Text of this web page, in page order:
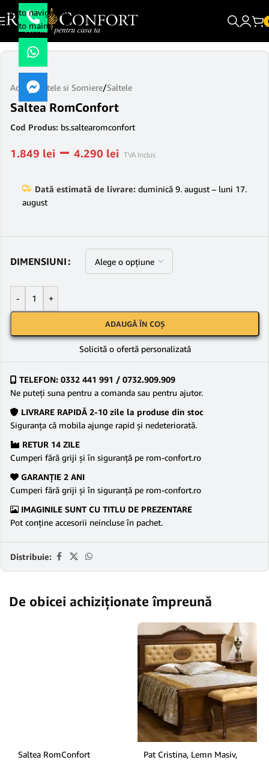
Skip to navigation
Skip to main content
Acasă/Saltele si Somiere/Saltele
Saltea RomConfort
Cod Produs: bs.saltearomconfort
1.849 lei – 4.290 lei TVA Inclus
Dată estimată de livrare: duminică 9. august – luni 17.
august
DIMENSIUNI
- +
ADAUGĂ ÎN COȘ
Solicită o ofertă personalizată
TELEFON: 0332 441 991 / 0732.909.909
Ne puteţi suna pentru a comanda sau pentru ajutor.
LIVRARE RAPIDĂ 2-10 zile la produse din stoc
Siguranţa că mobila ajunge rapid şi nedeteriorată.
RETUR 14 ZILE
Cumperi fără griji şi în siguranţă pe rom-confort.ro
GARANŢIE 2 ANI
Cumperi fără griji şi în siguranţă pe rom-confort.ro
IMAGINILE SUNT CU TITLU DE PREZENTARE
Pot conține accesorii neincluse în pachet.
Distribuie:
De obicei achiziționate împreună
Saltea RomConfort
Pat Cristina, Lemn Masiv,